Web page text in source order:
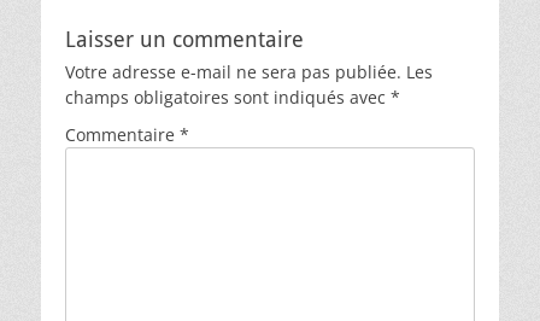
Laisser un commentaire
Votre adresse e-mail ne sera pas publiée. Les
champs obligatoires sont indiqués avec *
Commentaire *